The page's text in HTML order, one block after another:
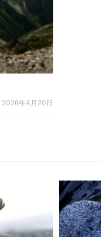
2026年4月20日